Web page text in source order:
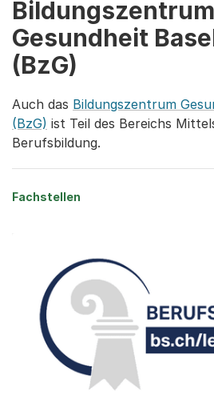
Bildungszentrum
Gesundheit
(BzG)
Auch das Bildungszentrum
(BzG) ist Teil des Bereichs
Berufsbildung.
Fachstellen